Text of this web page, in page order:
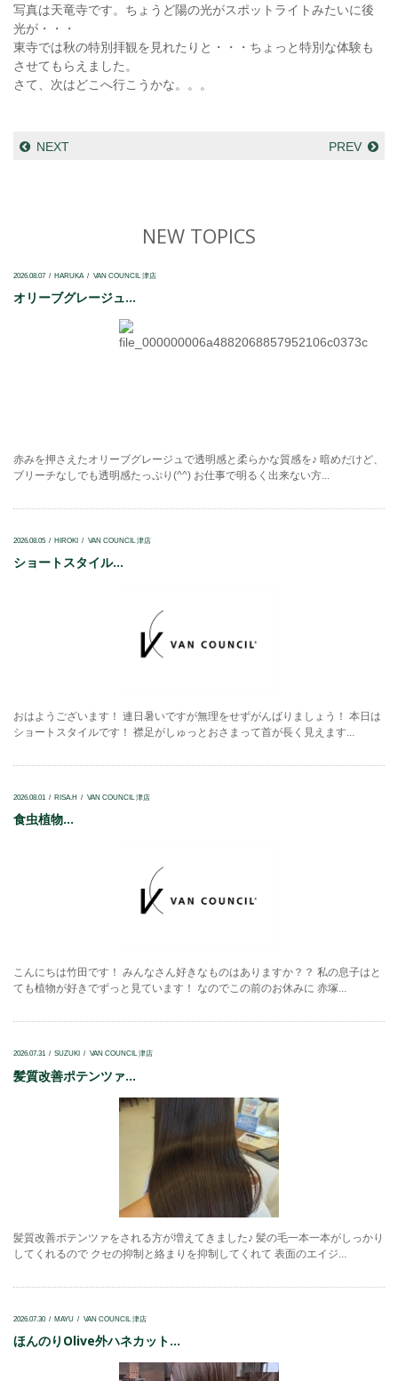
写真は天竜寺です。ちょうど陽の光がスポットライトみたいに後
光が・・・
東寺では秋の特別拝観を見れたりと・・・ちょっと特別な体験も
させてもらえました。
さて、次はどこへ行こうかな。。。
NEXT PREV
NEW TOPICS
2026.08.07 HARUKA VAN COUNCIL 津店
オリーブグレージュ...
赤みを押さえたオリーブグレージュで透明感と柔らかな質感を♪ 暗めだけど、
ブリーチなしでも透明感たっぷり(^^) お仕事で明るく出来ない方...
2026.08.05 HIROKI VAN COUNCIL 津店
ショートスタイル...
おはようございます！ 連日暑いですが無理をせずがんばりましょう！ 本日は
ショートスタイルです！ 襟足がしゅっとおさまって首が長く見えます...
2026.08.01 RISA.H VAN COUNCIL 津店
食虫植物...
こんにちは竹田です！ みんなさん好きなものはありますか？？ 私の息子はと
ても植物が好きでずっと見ています！ なのでこの前のお休みに 赤塚...
2026.07.31 SUZUKI VAN COUNCIL 津店
髪質改善ポテンツァ...
髪質改善ポテンツァをされる方が増えてきました♪ 髪の毛一本一本がしっかり
してくれるので クセの抑制と絡まりを抑制してくれて 表面のエイジ...
2026.07.30 MAYU VAN COUNCIL 津店
ほんのりOlive外ハネカット...